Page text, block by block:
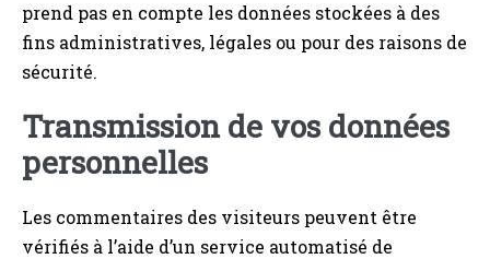
prend pas en compte les données stockées à des
fins administratives, légales ou pour des raisons de
sécurité.
Transmission de vos données
personnelles
Les commentaires des visiteurs peuvent être
vérifiés à l’aide d’un service automatisé de